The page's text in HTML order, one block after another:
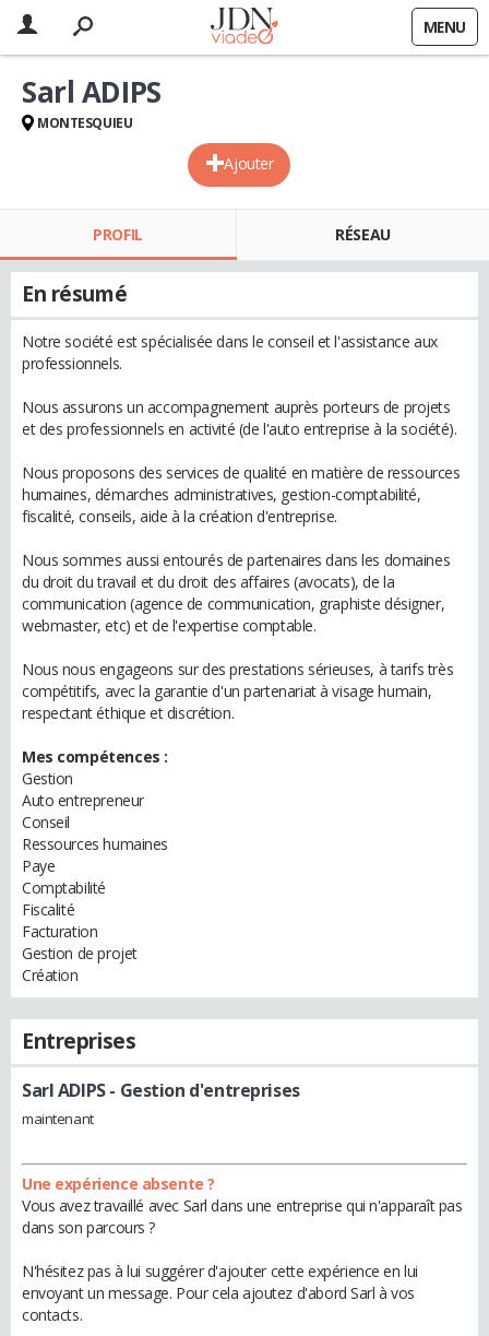
MENU
Ajouter
Sarl ADIPS
MONTESQUIEU
PROFIL RÉSEAU
En résumé
Notre société est spécialisée dans le conseil et l'assistance aux
professionnels.
Nous assurons un accompagnement auprès porteurs de projets
et des professionnels en activité (de l'auto entreprise à la société).
Nous proposons des services de qualité en matière de ressources
humaines, démarches administratives, gestion-comptabilité,
fiscalité, conseils, aide à la création d'entreprise.
Nous sommes aussi entourés de partenaires dans les domaines
du droit du travail et du droit des affaires (avocats), de la
communication (agence de communication, graphiste désigner,
webmaster, etc) et de l'expertise comptable.
Nous nous engageons sur des prestations sérieuses, à tarifs très
compétitifs, avec la garantie d'un partenariat à visage humain,
respectant éthique et discrétion.
Mes compétences :
Gestion
Auto entrepreneur
Conseil
Ressources humaines
Paye
Comptabilité
Fiscalité
Facturation
Gestion de projet
Création
Entreprises
Sarl ADIPS- Gestion d'entreprises
maintenant
Une expérience absente ?
Vous avez travaillé avec Sarl dans une entreprise qui n'apparaît pas
dans son parcours ?
N'hésitez pas à lui suggérer d'ajouter cette expérience en lui
envoyant un message. Pour cela ajoutez d'abord Sarl à vos
contacts.